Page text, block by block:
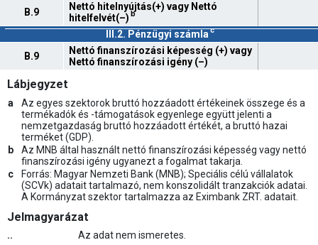
B.9
Nettó hitelnyújtás(+) vagy Nettó
hitelfelvét(–) b
III.2. Pénzügyi számlac
B.9
Nettó finanszírozási képesség (+) vagy
Nettó finanszírozási igény (–)
Lábjegyzet
a
Az egyes szektorok bruttó hozzáadott értékeinek összege és a
termékadók és -támogatások egyenlege együtt jelenti a
nemzetgazdaság bruttó hozzáadott értékét, a bruttó hazai
terméket (GDP).
b
Az MNB által használt nettó finanszírozási képesség vagy nettó
finanszírozási igény ugyanezt a fogalmat takarja.
c
Forrás: Magyar Nemzeti Bank (MNB); Speciális célú vállalatok
(SCVk) adatait tartalmazó, nem konszolidált tranzakciók adatai.
A Kormányzat szektor tartalmazza az Eximbank ZRT. adatait.
Jelmagyarázat
..
Az adat nem ismeretes.